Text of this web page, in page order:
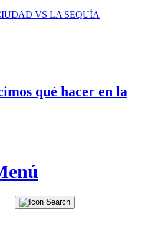
VS LA SEQUÍA